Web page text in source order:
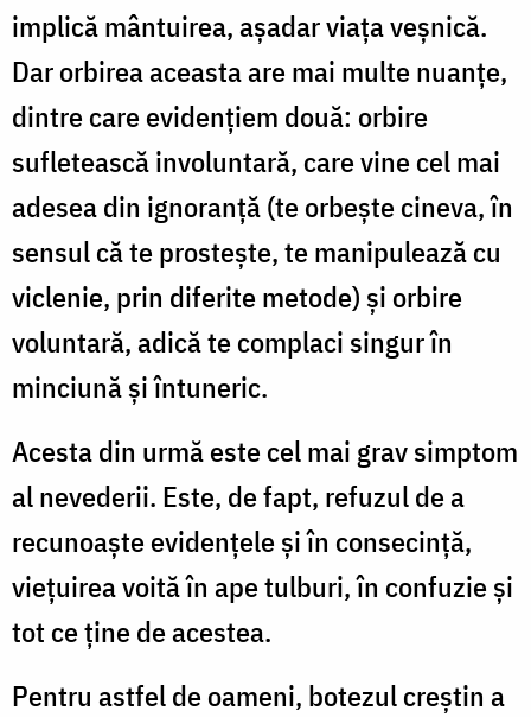
implică mântuirea, aşadar viaţa veşnică.
Dar orbirea aceasta are mai multe nuanţe,
dintre care evidenţiem două: orbire
sufletească involuntară, care vine cel mai
adesea din ignoranţă (te orbeşte cineva, în
sensul că te prosteşte, te manipulează cu
viclenie, prin diferite metode) şi orbire
voluntară, adică te complaci singur în
minciună şi întuneric.
Acesta din urmă este cel mai grav simptom
al nevederii. Este, de fapt, refuzul de a
recunoaşte evidenţele şi în consecinţă,
vieţuirea voită în ape tulburi, în confuzie şi
tot ce ţine de acestea.
Pentru astfel de oameni, botezul creştin a